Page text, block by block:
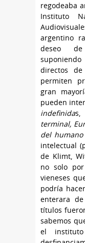
regodeaba
Instituto
argentino
deseo
directos
permiten
gran
pueden
indefinida
terminal,
del humano
intelectual
de Klimt,
no solo por
vieneses
podría
enterara
títulos
sabemos
el